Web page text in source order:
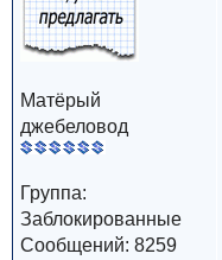
Матёрый
джебеловод
Группа:
Заблокированные
Сообщений: 8259